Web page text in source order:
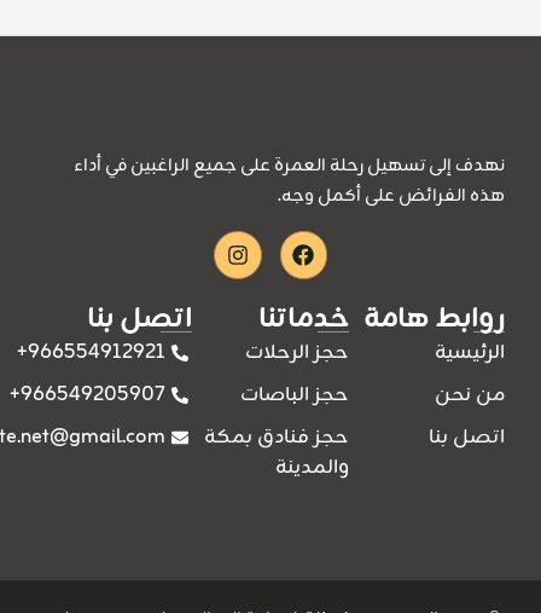
نهدف إلى تسهيل رحلة العمرة على جميع الراغبين في أداء
هذه الفرائض على أكمل وجه.
Facebook
Instagram
روابط هامة
الرئيسية
من نحن
اتصل بنا
خدماتنا
حجز الرحلات
حجز الباصات
حجز فنادق بمكة
والمدينة
اتصل بنا
966554912921+
966549205907+